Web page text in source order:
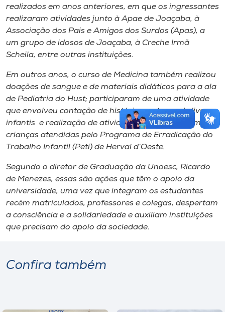
realizados em anos anteriores, em que os ingressantes
realizaram atividades junto à Apae de Joaçaba, à
Associação dos Pais e Amigos dos Surdos (Apas), a
um grupo de idosos de Joaçaba, à Creche Irmã
Scheila, entre outras instituições.
Em outros anos, o curso de Medicina também realizou
doações de sangue e de materiais didáticos para a ala
de Pediatria do Hust; participaram de uma atividade
que envolveu contação de histórias, entrega de livros
infantis e realização de atividades esportivas com
crianças atendidas pelo Programa de Erradicação do
Trabalho Infantil (Peti) de Herval d’Oeste.
Segundo o diretor de Graduação da Unoesc, Ricardo
de Menezes, essas são ações que têm o apoio da
universidade, uma vez que integram os estudantes
recém matriculados, professores e colegas, despertam
a consciência e a solidariedade e auxiliam instituições
que precisam do apoio da sociedade.
Confira também